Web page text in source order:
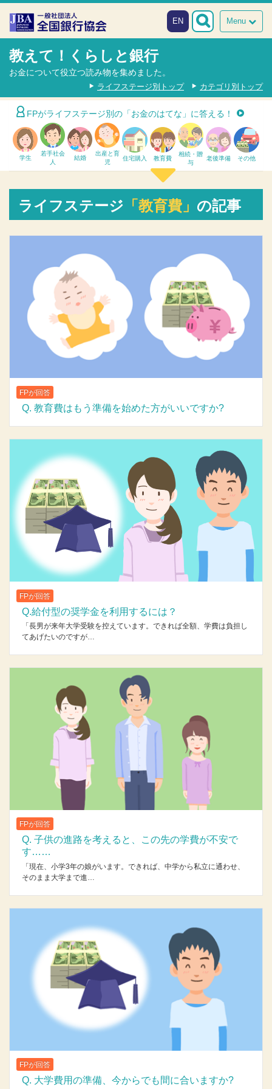
本文へスキップ
障がい者向け相談窓口
Menu
EN
教えて！くらしと銀行
お金について役立つ読み物を集めました。
ライフステージ別トップ カテゴリ別トップ
FPがライフステージ別の「お金のはてな」に答える！
学生
若手社会
人
結婚
出産と育
児
住宅購入 教育費
相続・贈
与
老後準備 その他
ライフステージ 「教育費」 の記事
FPが回答
Q. 教育費はもう準備を始めた方がいいですか?
FPが回答
Q.給付型の奨学金を利用するには？
「長男が来年大学受験を控えています。できれば全額、学費は負担し
てあげたいのですが…
FPが回答
Q. 子供の進路を考えると、この先の学費が不安で
す……
「現在、小学3年の娘がいます。できれば、中学から私立に通わせ、
そのまま大学まで進…
FPが回答
Q. 大学費用の準備、今からでも間に合いますか?